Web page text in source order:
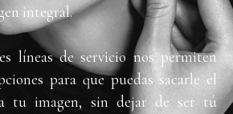
integral.
líneas de servicio nos permiten
para que puedas sacarle el
tu imagen, sin dejar de ser tú